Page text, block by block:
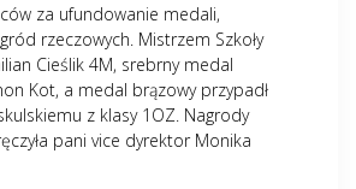
za ufundowanie medali,
rzeczowych. Mistrzem Szkoły
Cieślik 4M, srebrny medal
Kot, a medal brązowy przypadł
z klasy 1OZ. Nagrody
pani vice dyrektor Monika